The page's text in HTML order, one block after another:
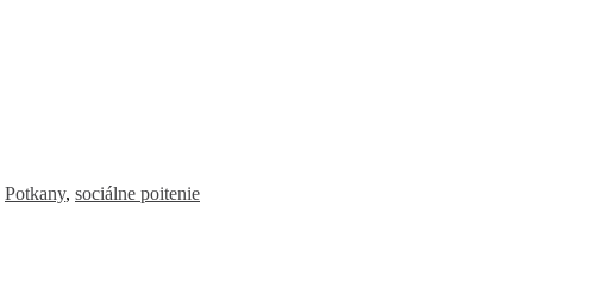
Potkany, sociálne poitenie